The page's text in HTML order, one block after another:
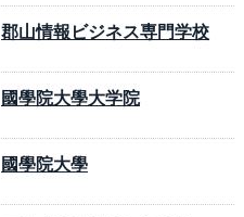
郡山情報ビジネス専門学校
國學院大學大学院
國學院大學